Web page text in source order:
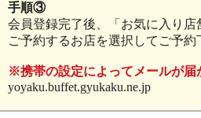
手順③
会員登録完了後、「お気に入り店
ご予約するお店を選択してご予約
※携帯の設定によってメールが届
yoyaku.buffet.gyukaku.ne.jp